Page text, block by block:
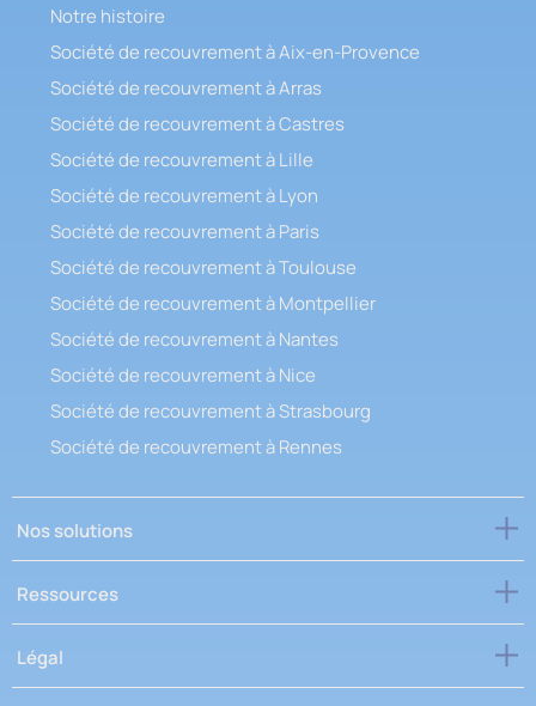
Notre histoire
Société de recouvrement à Aix-en-Provence
Société de recouvrement à Arras
Société de recouvrement à Castres
Société de recouvrement à Lille
Société de recouvrement à Lyon
Société de recouvrement à Paris
Société de recouvrement à Toulouse
Société de recouvrement à Montpellier
Société de recouvrement à Nantes
Société de recouvrement à Nice
Société de recouvrement à Strasbourg
Société de recouvrement à Rennes
Nos solutions
Ressources
Légal